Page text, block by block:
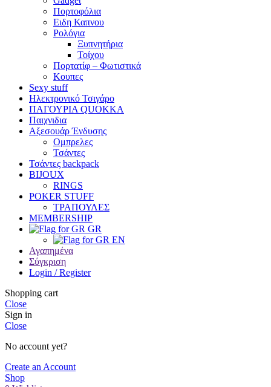
Πορτοφόλια
Ειδη Καπνου
Ρολόγια
Ξυπνητήρια
Τοίχου
Πορτατίφ – Φωτιστικά
Κουπες
Sexy stuff
Ηλεκτρονικό Τσιγάρο
ΠΑΓΟΥΡΙΑ QUOKKA
Παιχνιδια
Αξεσουάρ Ένδυσης
Oμπρελες
Τσάντες
Τσάντες backpack
BIJOUX
RINGS
POKER STUFF
ΤΡΑΠΟΥΛΕΣ
MEMBERSHIP
GR
EN
Αγαπημένα
Σύγκριση
Login / Register
Shopping cart
Close
Sign in
Close
No account yet?
Create an Account
Shop